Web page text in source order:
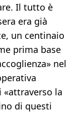
Il tutto è
era già
un centinaio
prima base
nel
«attraverso la
di questi